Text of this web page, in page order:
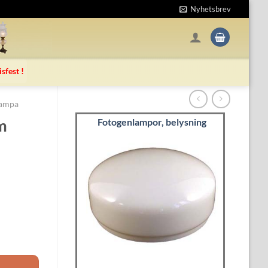
Nyhetsbrev
!
Fotogenlampor, belysning